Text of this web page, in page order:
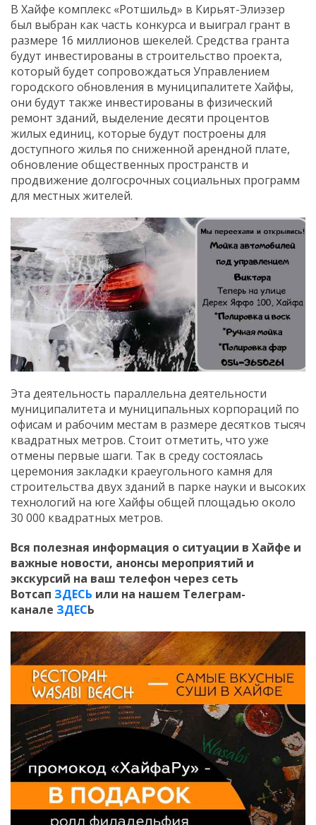
В Хайфе комплекс «Ротшильд» в Кирьят-Элиэзер
был выбран как часть конкурса и выиграл грант в
размере 16 миллионов шекелей. Средства гранта
будут инвестированы в строительство проекта,
который будет сопровождаться Управлением
городского обновления в муниципалитете Хайфы,
они будут также инвестированы в физический
ремонт зданий, выделение десяти процентов
жилых единиц, которые будут построены для
доступного жилья по сниженной арендной плате,
обновление общественных пространств и
продвижение долгосрочных социальных программ
для местных жителей.
Эта деятельность параллельна деятельности
муниципалитета и муниципальных корпораций по
офисам и рабочим местам в размере десятков тысяч
квадратных метров. Стоит отметить, что уже
отмены первые шаги. Так в среду состоялась
церемония закладки краеугольного камня для
строительства двух зданий в парке науки и высоких
технологий на юге Хайфы общей площадью около
30 000 квадратных метров.
Вся полезная информация о ситуации в Хайфе и
важные новости, анонсы мероприятий и
экскурсий на ваш телефон через сеть
Вотсап ЗДЕСЬ или на нашем Телеграм-
канале ЗДЕСЬ